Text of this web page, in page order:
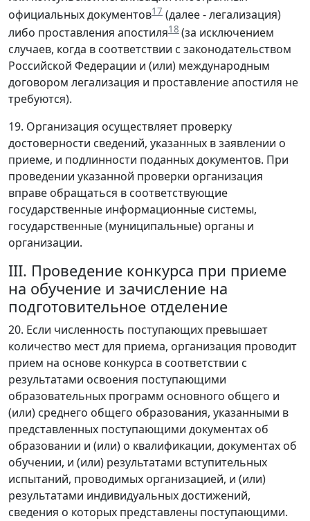
официальных документов17 (далее - легализация)
либо проставления апостиля18 (за исключением
случаев, когда в соответствии с законодательством
Российской Федерации и (или) международным
договором легализация и проставление апостиля не
требуются).
19. Организация осуществляет проверку
достоверности сведений, указанных в заявлении о
приеме, и подлинности поданных документов. При
проведении указанной проверки организация
вправе обращаться в соответствующие
государственные информационные системы,
государственные (муниципальные) органы и
организации.
III. Проведение конкурса при приеме
на обучение и зачисление на
подготовительное отделение
20. Если численность поступающих превышает
количество мест для приема, организация проводит
прием на основе конкурса в соответствии с
результатами освоения поступающими
образовательных программ основного общего и
(или) среднего общего образования, указанными в
представленных поступающими документах об
образовании и (или) о квалификации, документах об
обучении, и (или) результатами вступительных
испытаний, проводимых организацией, и (или)
результатами индивидуальных достижений,
сведения о которых представлены поступающими.